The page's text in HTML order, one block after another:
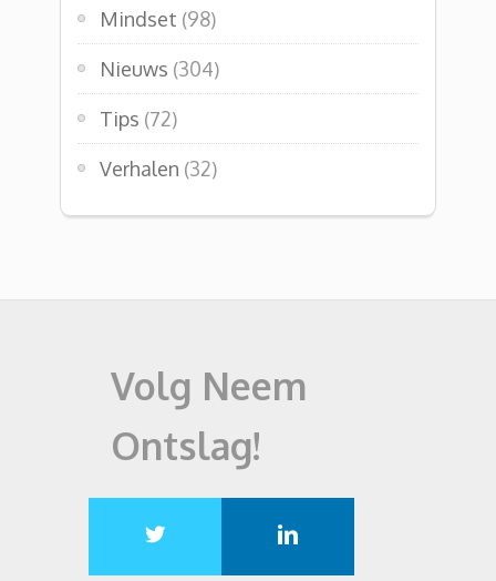
Mindset (98)
Nieuws (304)
Tips (72)
Verhalen (32)
Volg Neem
Ontslag!